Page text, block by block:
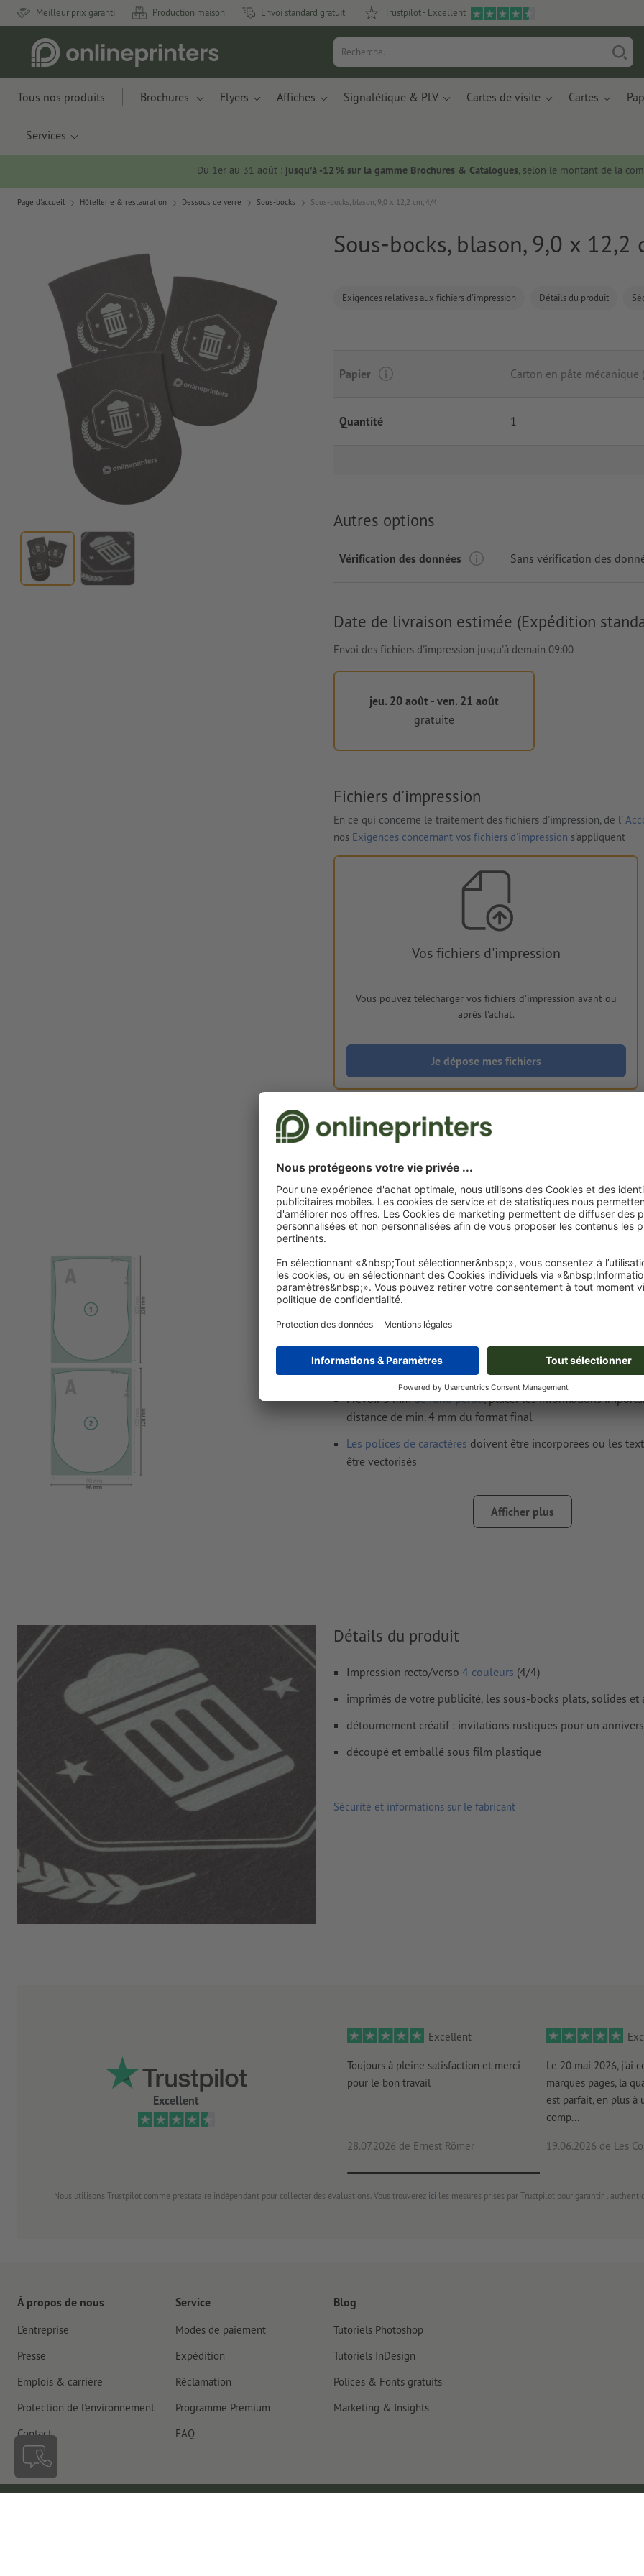
Meilleur prix garanti Production maison Envoi standard gratuit Trustpilot - Excellent
Tous nos produits Brochures Flyers Affiches Signalétique & PLV Cartes de visite Cartes
Services
Du 1er au 31 août : jusqu’à -12 % sur la gamme Brochures & Catalogues, selon le montant de la
Page d'accueil Hôtellerie & restauration Dessous de verre Sous-bocks Sous-bocks, blason, 9,0 x 12,2 cm, 4/4
Sous-bocks, blason, 9,0 x 12,2
Exigences relatives aux fichiers d'impression Détails du produit
Papier Carton en pâte mécanique
Quantité 1
Autres options
Vérification des données Sans vérification des
Date de livraison estimée (Expédition
Envoi des fichiers d'impression jusqu'à demain 09:00
jeu. 20 août - ven. 21 août
gratuite
Fichiers d'impression
En ce qui concerne le traitement des fichiers d'impression, de l'
nos Exigences concernant vos fichiers d'impression s'appliquent
Vos fichiers d'impression
Vous pouvez télécharger vos fichiers d'impression avant ou
après l'achat.
Je dépose mes fichiers
Livraison approx. :
jeu. 20 août - ven. 21 août
Exigences relatives aux fichiers
bocks, blason, 9,0 x 12,2 cm, 4/4
Format de données (incl. 3 mm fond perdu) : 9,6 x 12,8 cm
Format final: 9 x 12,2 cm
Résolution:300 dpi
Prévoir 3 mmde fond perdu, placer les informations
distance de min. 4 mm du format final
Les polices de caractères doivent être incorporées ou les
être vectorisés
éléments de conception noirs : ils doivent être réalisés en
Lescommentairessont supprimés et ne seront ainsi pas
Le contenu deschamps de formulairesera imprimé
Afficher plus
Détails du produit
Impression recto/verso 4 couleurs (4/4)
imprimés de votre publicité, les sous-bocks plats, solides
détournement créatif : invitations rustiques pour un
découpé et emballé sous film plastique
Sécurité et informations sur le fabricant
Excellent
Excellent
Toujours à pleine satisfaction et merci
pour le bon travail
28.07.2026 de Ernest Römer
Le 20 mai 2026, j'ai
marques pages, la
est parfait, en plus
comp...
19.06.2026 de Les
Nous utilisons Trustpilot comme prestataire indépendant pour collecter des évaluations. Vous trouverez ici les mesures prises par Trustpilot pour garantir
À propos de nous
L'entreprise
Presse
Emplois & carrière
Protection de l'environnement
Contact
Service
Modes de paiement
Expédition
Réclamation
Programme Premium
FAQ
Blog
Tutoriels Photoshop
Tutoriels InDesign
Polices & Fonts gratuits
Marketing & Insights